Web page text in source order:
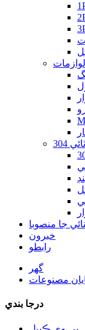
جا منصوبا
خبرون
رابطو
گھر
مصنوعات
درجا بندي